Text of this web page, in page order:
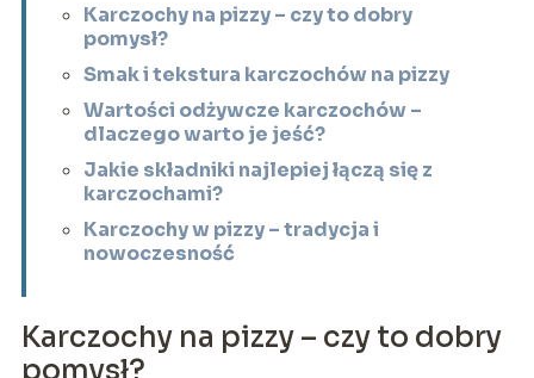
Karczochy na pizzy – czy to dobry
pomysł?
Smak i tekstura karczochów na pizzy
Wartości odżywcze karczochów –
dlaczego warto je jeść?
Jakie składniki najlepiej łączą się z
karczochami?
Karczochy w pizzy – tradycja i
nowoczesność
Karczochy na pizzy – czy to dobry
pomysł?